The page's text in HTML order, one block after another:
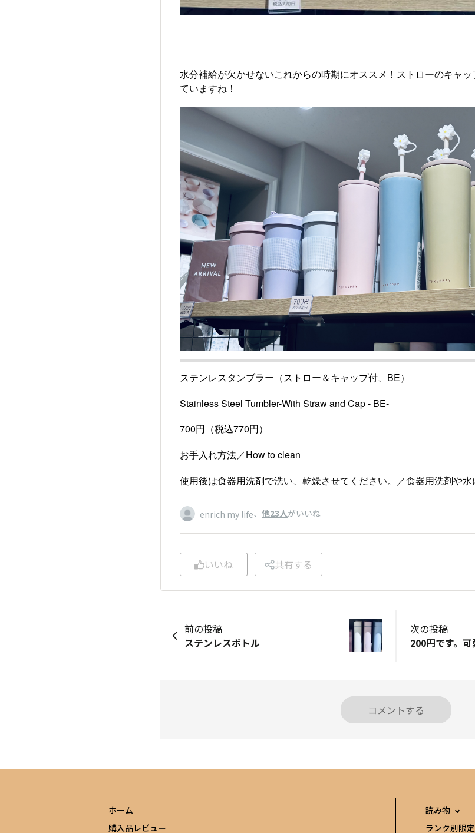
水分補給が欠かせないこれからの時期にオススメ！ストローのキャ
ていますね！
ステンレスタンブラー（ストロー＆キャップ付、BE）
Stainless Steel Tumbler-With Straw and Cap - BE-
700円（税込770円）
お手入れ方法／How to clean
使用後は食器用洗剤で洗い、乾燥させてください。／食器用洗剤や水
enrich my life、 他23人がいいね
いいね 共有する
前の投稿
ステンレスボトル
次の投稿
200円です。可
コメントする
ホーム
購入品レビュー
読み物
ランク別限